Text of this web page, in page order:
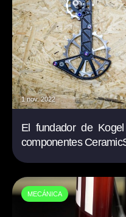
1 nov. 2022
El fundador de
componentes
MECÁNICA